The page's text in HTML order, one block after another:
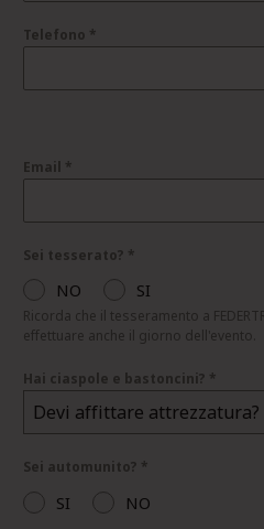
Telefono *
Email *
Sei tesserato? *
NO SI
Ricorda che il tesseramento a
effettuare anche il giorno dell'evento.
Hai ciaspole e bastoncini? *
Devi affittare attrezzatura?
Sei automunito? *
SI NO